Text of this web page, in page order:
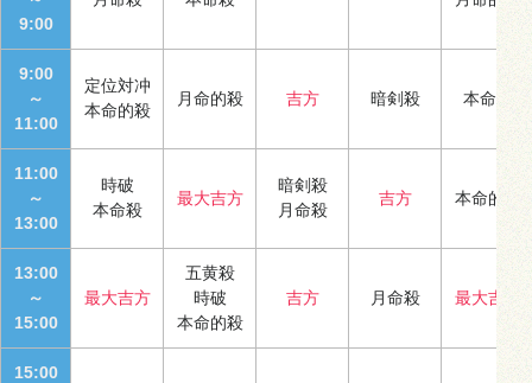
9:00
9:00
～
11:00
定位対冲
本命的殺
月命的殺 吉方 暗剣殺 本命殺
11:00
～
13:00
時破
本命殺
最大吉方
暗剣殺
月命殺
吉方 本命的殺
13:00
～
15:00
最大吉方
五黄殺
時破
本命的殺
吉方 月命殺 最大吉方
15:00